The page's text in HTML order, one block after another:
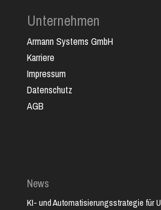
Unternehmen
Armann Systems GmbH
Karriere
Impressum
Datenschutz
AGB
News
KI- und Automatisierungsstrategie für